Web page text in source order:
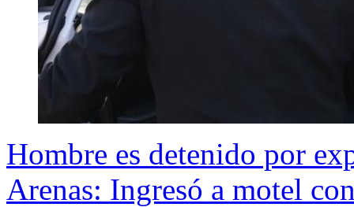
Hombre es detenido por
Arenas: Ingresó a motel